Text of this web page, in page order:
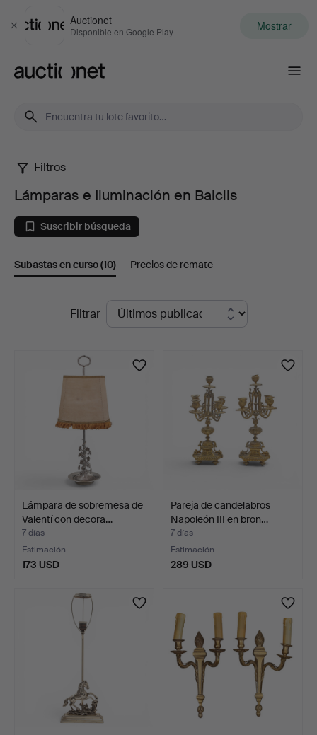
Cerrar
Auctionet
Disponible en Google Play Mostrar
Lámparas
Iluminación
en
Filtros
Lámparas e Iluminación en Balclis
Suscribir búsqueda
Subastas en curso(10) Precios de remate
SubastasFiltrar
Lámpara de sobremesa de
Valentí con decora…
7 días
Estimación
173 USD
Pareja de candelabros
Napoleón III en bron…
7 días
Estimación
289 USD